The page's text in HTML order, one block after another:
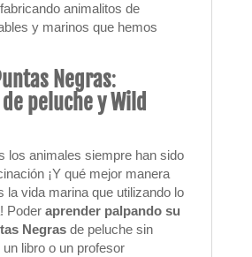
animalitos de
y marinos que hemos
Negras:
peluche y Wild
los animales siempre han sido
¡Y qué mejor manera
la vida marina que utilizando lo
Poder aprender palpando su
Negrasde peluche sin
libro o un profesor